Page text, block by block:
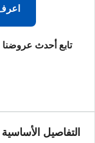
تابع أحدث عروضنا
التفاصيل الأساسية